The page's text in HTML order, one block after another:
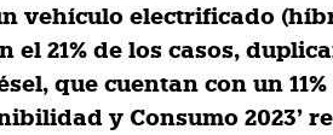
vehículo electrificado
el 21% de los casos,
que cuentan con un
y Consumo 2023’